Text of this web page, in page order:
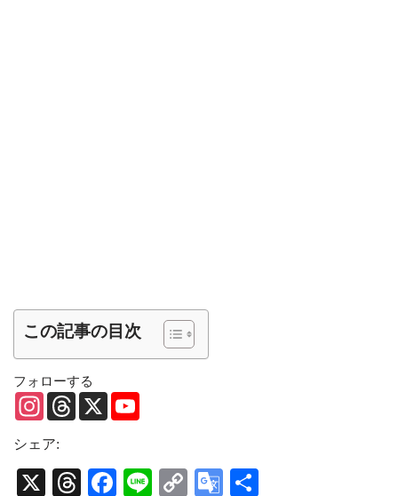
この記事の目次
フォローする
I
t
g
T
d
X
b
e
シェア:
X
T
Fa Li
C
G